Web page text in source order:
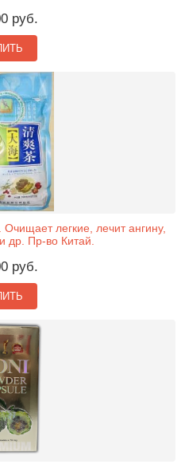
руб.
легкие, лечит ангину,
др. Пр-во Китай.
руб.